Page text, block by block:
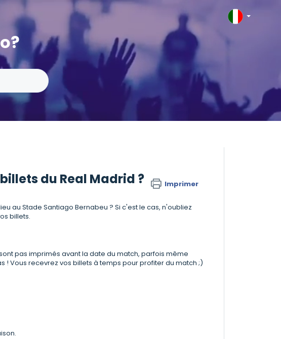
du Real Madrid ? Imprimer
au Stade Santiago Bernabeu ? Si c'est le cas, n'oubliez
billets.
pas imprimés avant la date du match, parfois même
! Vous recevrez vos billets à temps pour profiter du match ;)